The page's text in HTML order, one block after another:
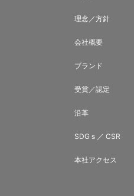
理念／方針
会社概要
ブランド
受賞／認定
沿革
SDGｓ／ CSR
本社アクセス